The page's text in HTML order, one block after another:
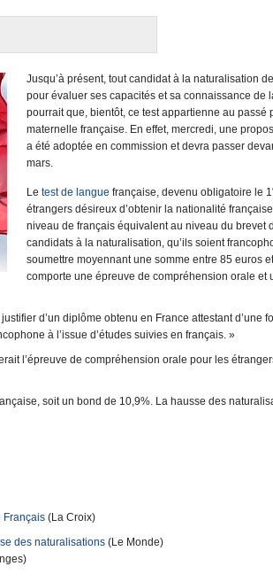
Jusqu’à présent, tout candidat à la naturalisation
pour évaluer ses capacités et sa connaissance de
pourrait que, bientôt, ce test appartienne au passé
maternelle française. En effet, mercredi, une
a été adoptée en commission et devra passer
mars.
Le test de langue française, devenu obligatoire le 1
étrangers désireux d’obtenir la nationalité
niveau de français équivalent au niveau du brevet
candidats à la naturalisation, qu’ils soient
soumettre moyennant une somme entre 85 euros
comporte une épreuve de compréhension orale et
d’un diplôme obtenu en France attestant d’une
à l’issue d’études suivies en français. »
l’épreuve de compréhension orale pour les
soit un bond de 10,9%. La hausse des
Français (La Croix)
des naturalisations (Le Monde)